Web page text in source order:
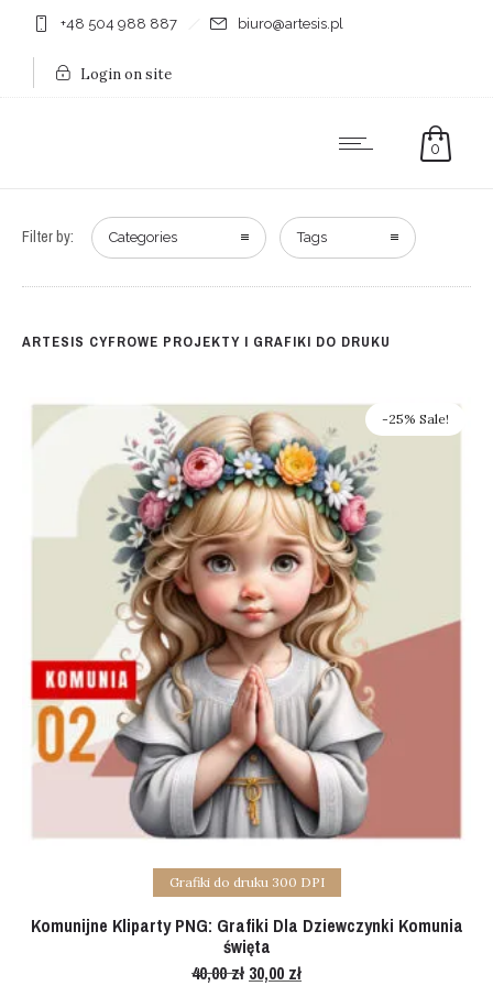
+48 504 988 887 biuro@artesis.pl
Login on site
0
Filter by: Categories Tags
ARTESIS CYFROWE PROJEKTY I GRAFIKI DO DRUKU
-25% Sale!
Add to cart
Grafiki do druku 300 DPI
Komunijne Kliparty PNG: Grafiki Dla Dziewczynki Komunia
święta
40,00zł Original
30,00 złCurrent